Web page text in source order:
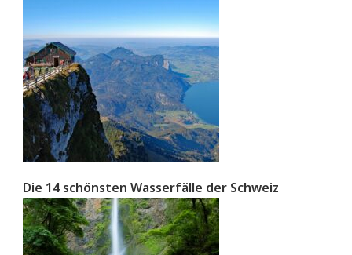
Die 14 schönsten Wasserfälle der Schweiz